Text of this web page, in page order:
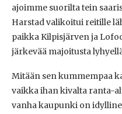
ajoimme suorilta tein
Harstad valikoitui reitille
paikka Kilpisjärven ja
järkevää majoitusta
Mitään sen kummempaa
vaikka ihan kivalta ranta-
vanha kaupunki on